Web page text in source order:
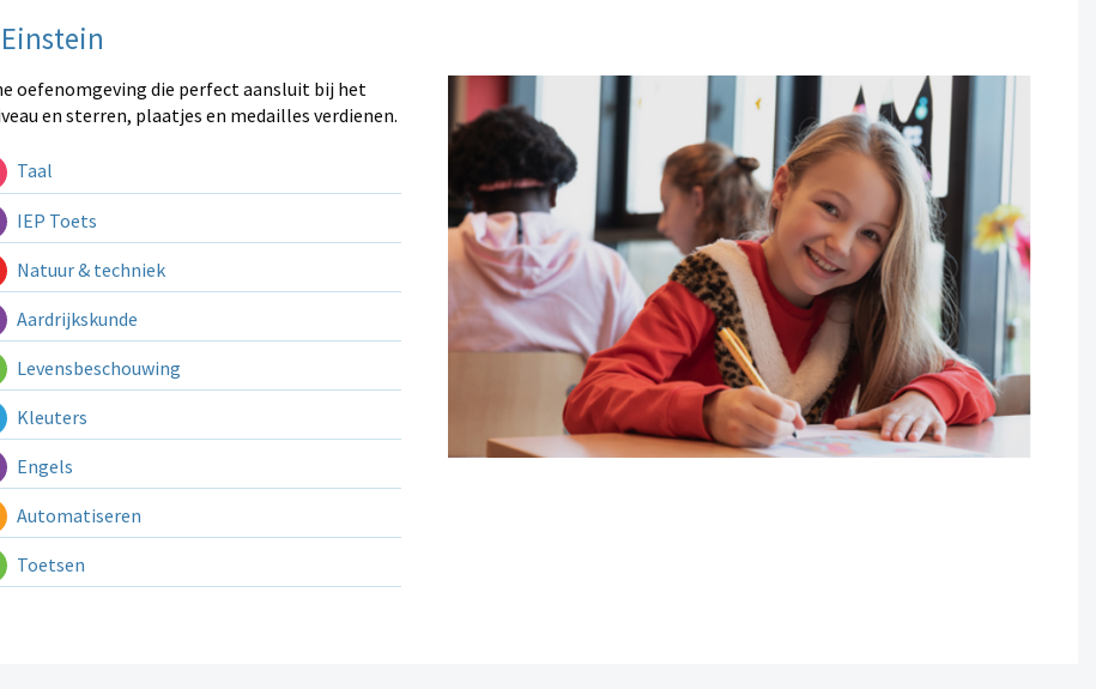
oefenomgeving die perfect aansluit bij het
en sterren, plaatjes en medailles verdienen.
Taal
IEP Toets
Natuur & techniek
Aardrijkskunde
Levensbeschouwing
Kleuters
Engels
Automatiseren
Toetsen